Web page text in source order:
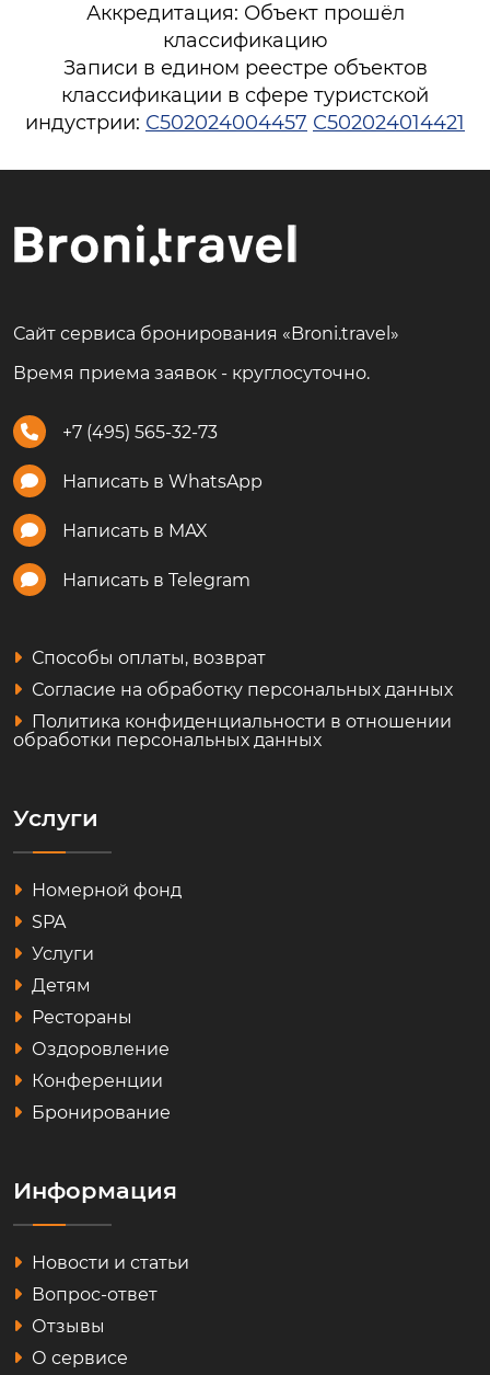
Аккредитация: Объект прошёл
классификацию
Записи в едином реестре объектов
классификации в сфере туристской
индустрии: С502024004457 С502024014421
Сайт сервиса бронирования «Broni.travel»
Время приема заявок - круглосуточно.
+7 (495) 565-32-73
Написать в WhatsApp
Написать в MAX
Написать в Telegram
Способы оплаты, возврат
Согласие на обработку персональных данных
Политика конфиденциальности в отношении
обработки персональных данных
Услуги
Номерной фонд
SPA
Услуги
Детям
Рестораны
Оздоровление
Конференции
Бронирование
Информация
Новости и статьи
Вопрос-ответ
Отзывы
О сервисе